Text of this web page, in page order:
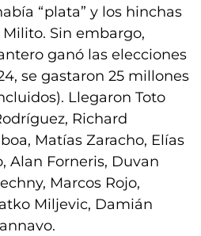
“plata” y los hinchas
Sin embargo,
ganó las elecciones
se gastaron 25 millones
Llegaron Toto
Richard
Matías Zaracho, Elías
Alan Forneris, Duvan
Marcos Rojo,
Miljevic, Damián